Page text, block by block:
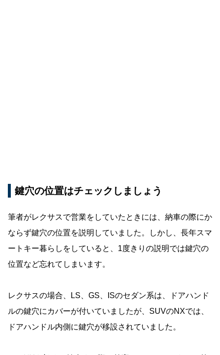
鍵穴の位置はチェックしましょう
筆者がレクサスで営業をしていたときには、納車の際にか
ならず鍵穴の位置を説明していました。しかし、長年スマ
ートキー暮らしをしていると、1度きりの説明では鍵穴の
位置など忘れてしまいます。
レクサスの場合、LS、GS、ISのセダン系は、ドアハンド
ルの鍵穴にカバーが付いていましたが、SUVのNXでは、
ドアハンドル内側に鍵穴が移設されていました。